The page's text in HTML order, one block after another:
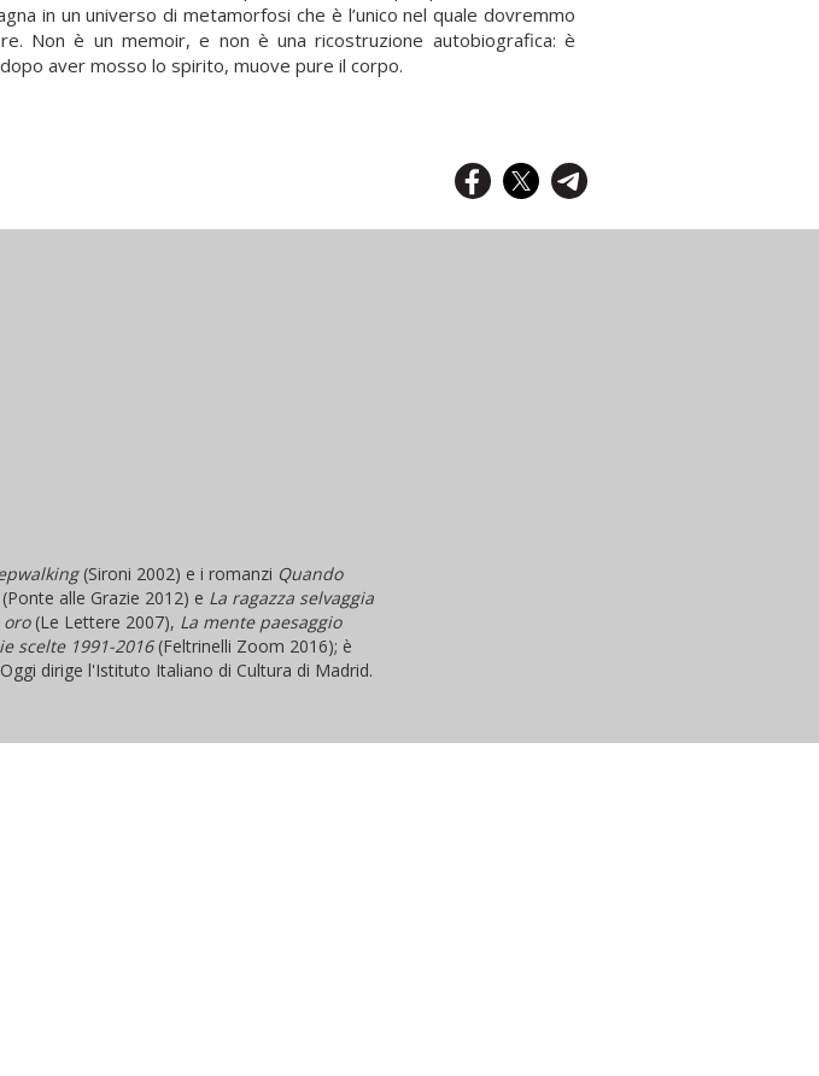
in un universo di metamorfosi che è l’unico nel quale dovremmo
Non è un memoir, e non è una ricostruzione autobiografica: è
dopo aver mosso lo spirito, muove pure il corpo.
(Sironi 2002) e i romanzi Quando
(Ponte alle Grazie 2012) e La ragazza selvaggia
oro(Le Lettere 2007), La mente paesaggio
scelte 1991-2016(Feltrinelli Zoom 2016); è
dirige l'Istituto Italiano di Cultura di Madrid.